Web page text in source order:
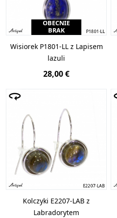
OBECNIE
BRAK
Wisiorek P1801-LL z Lapisem
lazuli
28,00 €
Kolczyki E2207-LAB z
Labradorytem